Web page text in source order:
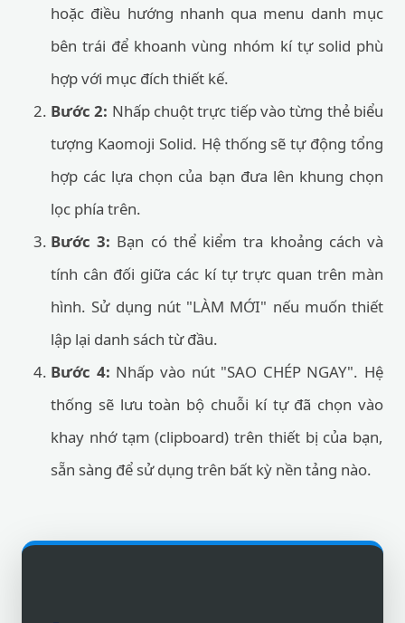
hoặc điều hướng nhanh qua menu danh mục
bên trái để khoanh vùng nhóm kí tự solid phù
hợp với mục đích thiết kế.
Bước 2: Nhấp chuột trực tiếp vào từng thẻ biểu
tượng Kaomoji Solid. Hệ thống sẽ tự động tổng
hợp các lựa chọn của bạn đưa lên khung chọn
lọc phía trên.
Bước 3: Bạn có thể kiểm tra khoảng cách và
tính cân đối giữa các kí tự trực quan trên màn
hình. Sử dụng nút "LÀM MỚI" nếu muốn thiết
lập lại danh sách từ đầu.
Bước 4: Nhấp vào nút "SAO CHÉP NGAY". Hệ
thống sẽ lưu toàn bộ chuỗi kí tự đã chọn vào
khay nhớ tạm (clipboard) trên thiết bị của bạn,
sẵn sàng để sử dụng trên bất kỳ nền tảng nào.